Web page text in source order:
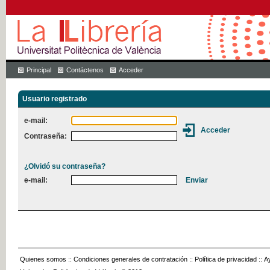
Principal Contáctenos Acceder
Usuario registrado
e-mail:
Contraseña:
¿Olvidó su contraseña?
e-mail:
Quienes somos :: Condiciones generales de contratación :: Política de privacidad ::